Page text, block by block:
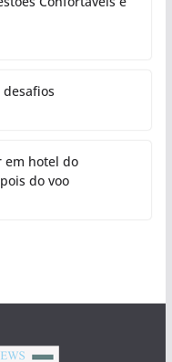
em hotel do
do voo